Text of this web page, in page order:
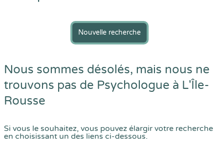
Nouvelle recherche
Nous sommes désolés, mais nous ne
trouvons pas de Psychologue à L'Île-
Rousse
Si vous le souhaitez, vous pouvez élargir votre recherche
en choisissant un des liens ci-dessous.